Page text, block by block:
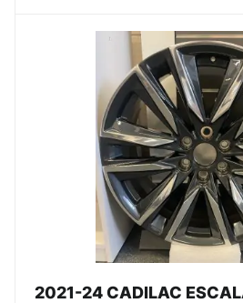
2021-24 CADILAC ESCALADE ,